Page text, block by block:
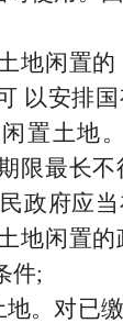
地闲置
以安排
置土地
限最长不
政府应
地闲置
件;
地。对已